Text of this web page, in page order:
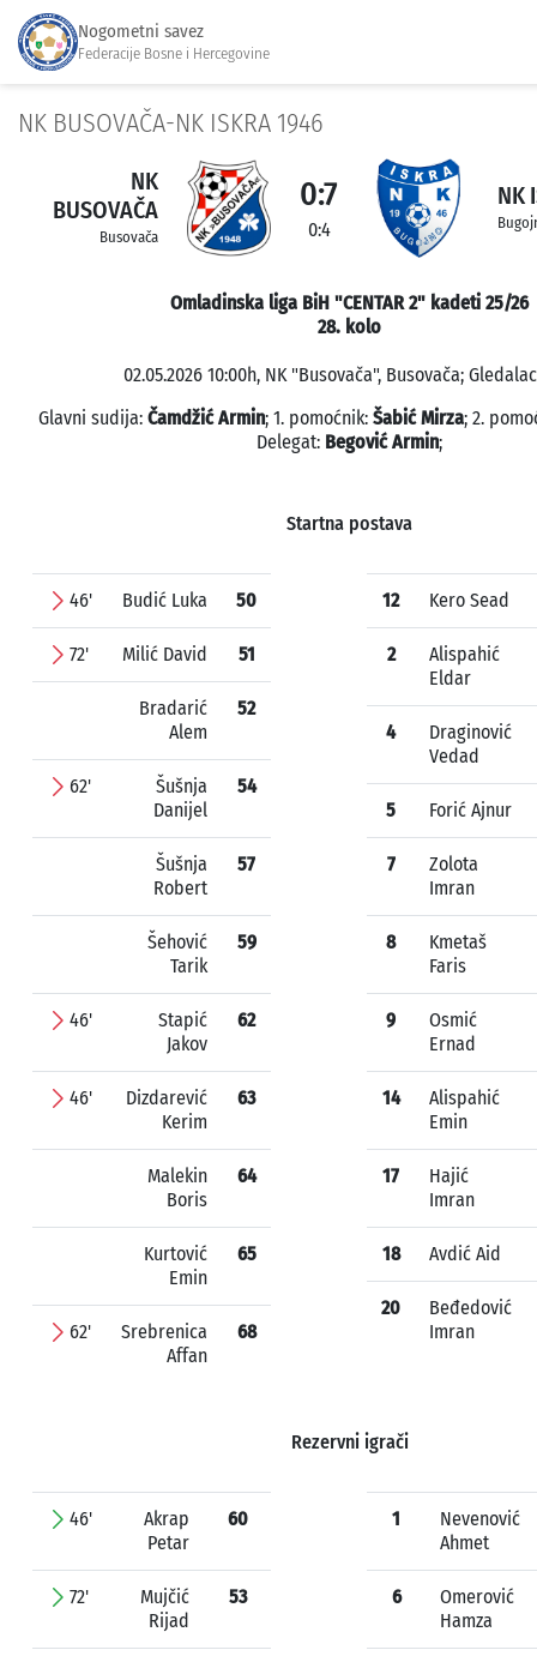
Nogometni savez
Federacije Bosne i Hercegovine
NK BUSOVAČA-NK ISKRA 1946
NK
BUSOVAČA
Busovača
0:7
0:4
NK
Omladinska liga BiH "CENTAR 2" kadeti 25/26
28. kolo
02.05.2026 10:00h, NK "Busovača", Busovača;
Glavni sudija: Čamdžić Armin; 1. pomoćnik: Šabić Mirza; 2.
Delegat: Begović Armin;
Startna postava
46' Budić Luka 50
72' Milić David 51
Bradarić
Alem
52
62'
Šušnja
Danijel
54
Šušnja
Robert
57
Šehović
Tarik
59
46'
Stapić
Jakov
62
46'
Dizdarević
Kerim
63
Malekin
Boris
64
Kurtović
Emin
65
62'
Srebrenica
Affan
68
12 Kero Sead
2
Alispahić
Eldar
4
Draginović
Vedad
5 Forić Ajnur
7
Zolota
Imran
8
Kmetaš
Faris
9
Osmić
Ernad
14
Alispahić
Emin
17
Hajić
Imran
18 Avdić Aid
20
Beđedović
Imran
Rezervni igrači
46'
Akrap
Petar
60
72'
Mujčić
Rijad
53
1
Nevenović
Ahmet
6
Omerović
Hamza